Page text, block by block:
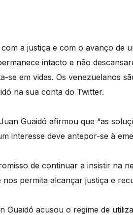
a justiça e com o avanço de
intacto e não
se em vidas. Os venezuelanos
na sua conta do Twitter.
Guaidó afirmou que “as
interesse deve antepor-se à
de continuar a insistir na
nos permita alcançar justiça e
Guaidó acusou o regime de